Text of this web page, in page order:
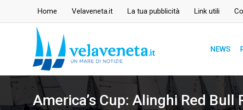
Home Velaveneta.it La tua pubblicità Link utili
NEWS
America’s Cup: Alinghi Red